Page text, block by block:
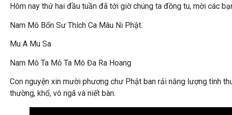
Hôm nay thứ hai đầu tuần đã tới giờ chúng ta đồng tu, mời các
Nam Mô Bổn Sư Thích Ca Mâu Ni Phật.
Mu A Mu Sa
Nam Mô Ta Mô Ta Mô Đa Ra Hoang
Con nguyện xin mười phương chư Phật ban rải năng lượng tình
thường, khổ, vô ngã và niết bàn.